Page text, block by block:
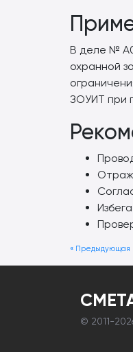
В деле №
охранной
ЗОУИТ при
« Предыдующая
© 2011-